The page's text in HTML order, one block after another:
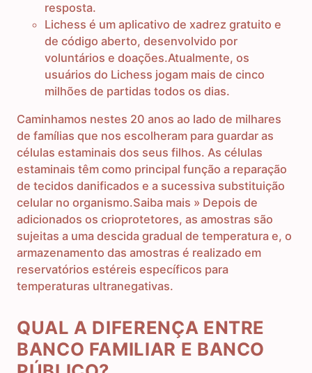
resposta.
Lichess é um aplicativo de xadrez gratuito e
de código aberto, desenvolvido por
voluntários e doações.Atualmente, os
usuários do Lichess jogam mais de cinco
milhões de partidas todos os dias.
Caminhamos nestes 20 anos ao lado de milhares
de famílias que nos escolheram para guardar as
células estaminais dos seus filhos. As células
estaminais têm como principal função a reparação
de tecidos danificados e a sucessiva substituição
celular no organismo.Saiba mais » Depois de
adicionados os crioprotetores, as amostras são
sujeitas a uma descida gradual de temperatura e, o
armazenamento das amostras é realizado em
reservatórios estéreis específicos para
temperaturas ultranegativas.
QUAL A DIFERENÇA ENTRE
BANCO FAMILIAR E BANCO